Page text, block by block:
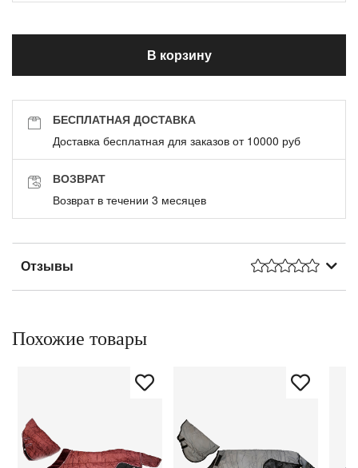
В корзину
БЕСПЛАТНАЯ ДОСТАВКА
Доставка бесплатная для заказов от 10000 руб
ВОЗВРАТ
Возврат в течении 3 месяцев
Отзывы
Похожие товары